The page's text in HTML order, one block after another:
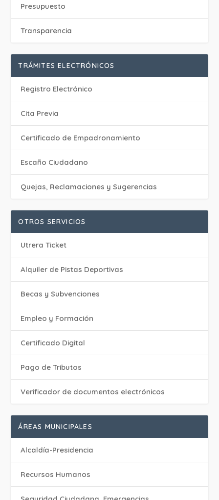
Presupuesto
Transparencia
TRÁMITES ELECTRÓNICOS
Registro Electrónico
Cita Previa
Certificado de Empadronamiento
Escaño Ciudadano
Quejas, Reclamaciones y Sugerencias
OTROS SERVICIOS
Utrera Ticket
Alquiler de Pistas Deportivas
Becas y Subvenciones
Empleo y Formación
Certificado Digital
Pago de Tributos
Verificador de documentos electrónicos
ÁREAS MUNICIPALES
Alcaldía-Presidencia
Recursos Humanos